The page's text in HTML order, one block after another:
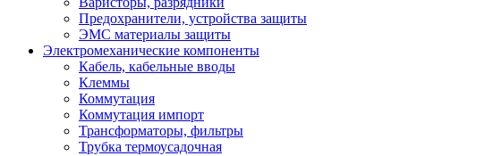
Предохранители, устройства защиты
ЭМС материалы защиты
Электромеханические компоненты
Кабель, кабельные вводы
Клеммы
Коммутация
Коммутация импорт
Трансформаторы, фильтры
Трубка термоусадочная